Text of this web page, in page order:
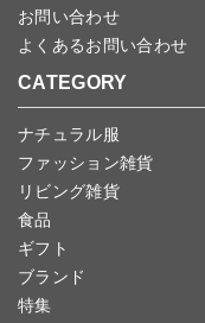
お問い合わせ
よくあるお問い合わせ
CATEGORY
ナチュラル服
ファッション雑貨
リビング雑貨
食品
ギフト
ブランド
特集